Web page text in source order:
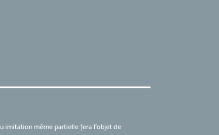
imitation même partielle fera l'objet de